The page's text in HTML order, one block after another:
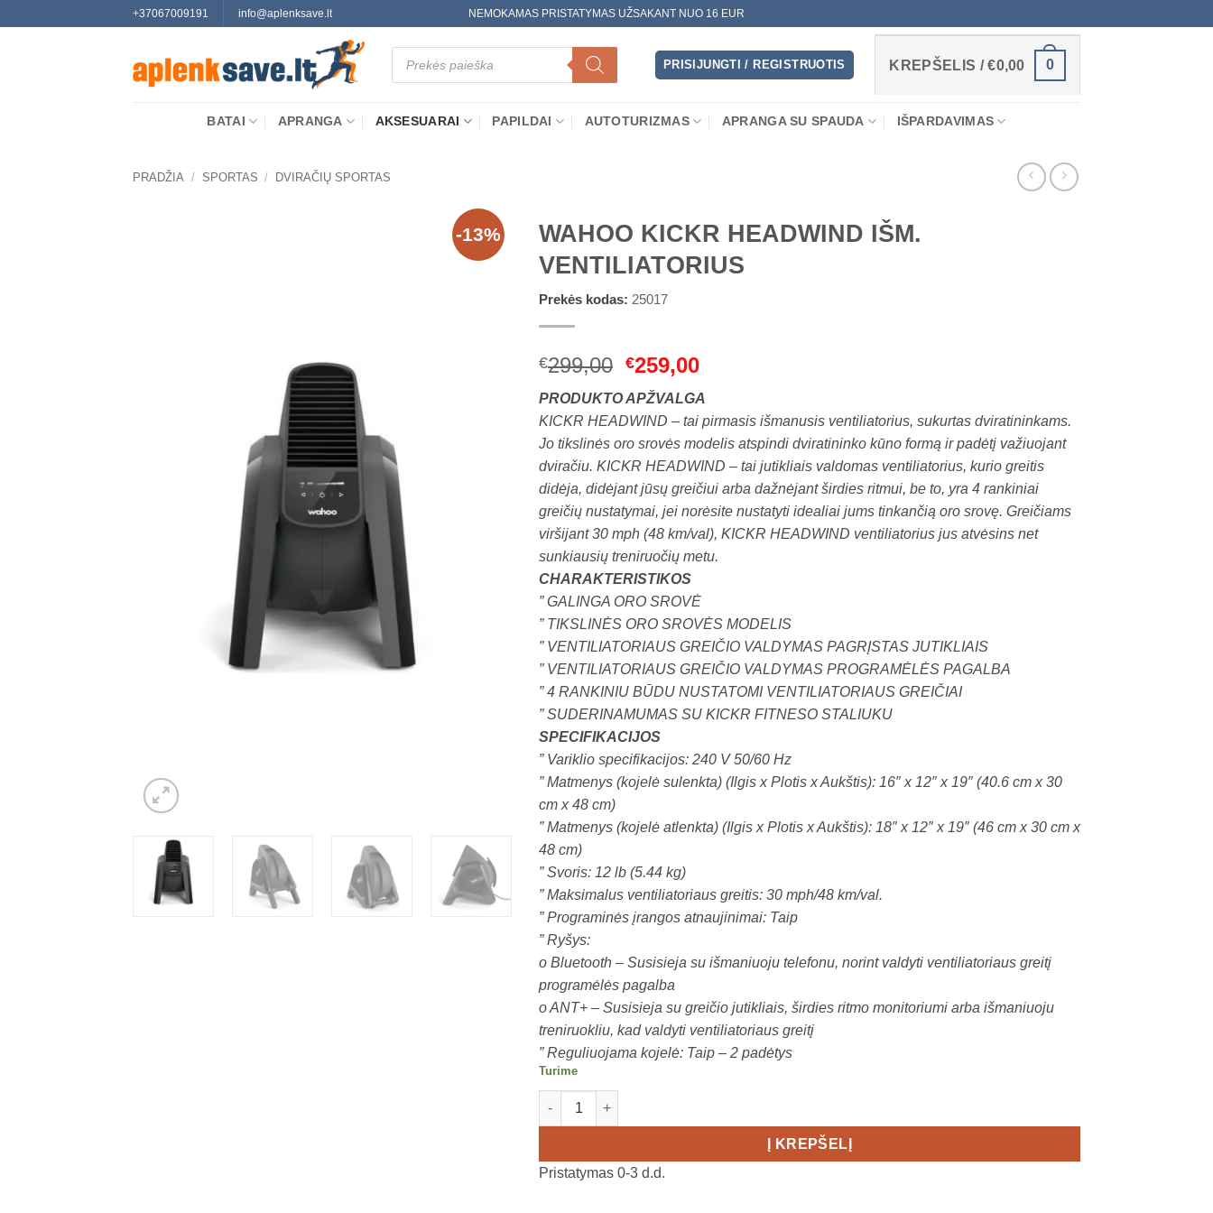
+37067009191 info@aplenksave.lt NEMOKAMAS PRISTATYMAS UŽSAKANT NUO 16 EUR
Products
search
PRISIJUNGTI / REGISTRUOTIS KREPŠELIS /€0,00 0
BATAI APRANGA AKSESUARAI PAPILDAI AUTOTURIZMAS APRANGA SU SPAUDA IŠPARDAVIMAS
PRADŽIA / SPORTAS / DVIRAČIŲ SPORTAS
-13%
WAHOO KICKR HEADWIND IŠM.
VENTILIATORIUS
Prekės kodas: 25017
€299,00 Original
price
was:
€299,00.
€259,00Current
is:
€259,00.
PRODUKTO APŽVALGA
KICKR HEADWIND – tai pirmasis išmanusis ventiliatorius, sukurtas dviratininkams.
Jo tikslinės oro srovės modelis atspindi dviratininko kūno formą ir padėtį važiuojant
dviračiu. KICKR HEADWIND – tai jutikliais valdomas ventiliatorius, kurio greitis
didėja, didėjant jūsų greičiui arba dažnėjant širdies ritmui, be to, yra 4 rankiniai
greičių nustatymai, jei norėsite nustatyti idealiai jums tinkančią oro srovę. Greičiams
viršijant 30 mph (48 km/val), KICKR HEADWIND ventiliatorius jus atvėsins net
sunkiausių treniruočių metu.
CHARAKTERISTIKOS
” GALINGA ORO SROVĖ
” TIKSLINĖS ORO SROVĖS MODELIS
” VENTILIATORIAUS GREIČIO VALDYMAS PAGRĮSTAS JUTIKLIAIS
” VENTILIATORIAUS GREIČIO VALDYMAS PROGRAMĖLĖS PAGALBA
” 4 RANKINIU BŪDU NUSTATOMI VENTILIATORIAUS GREIČIAI
” SUDERINAMUMAS SU KICKR FITNESO STALIUKU
SPECIFIKACIJOS
” Variklio specifikacijos: 240 V 50/60 Hz
” Matmenys (kojelė sulenkta) (Ilgis x Plotis x Aukštis): 16″ x 12″ x 19″ (40.6 cm x 30
cm x 48 cm)
” Matmenys (kojelė atlenkta) (Ilgis x Plotis x Aukštis): 18″ x 12″ x 19″ (46 cm x 30 cm x
48 cm)
” Svoris: 12 lb (5.44 kg)
” Maksimalus ventiliatoriaus greitis: 30 mph/48 km/val.
” Programinės įrangos atnaujinimai: Taip
” Ryšys:
o Bluetooth – Susisieja su išmaniuoju telefonu, norint valdyti ventiliatoriaus greitį
programėlės pagalba
o ANT+ – Susisieja su greičio jutikliais, širdies ritmo monitoriumi arba išmaniuoju
treniruokliu, kad valdyti ventiliatoriaus greitį
” Reguliuojama kojelė: Taip – 2 padėtys
Turime
produkto kiekis: WAHOO KICKR HEADWIND IŠM. VENTILIATORIUS
Į KREPŠELĮ
Pristatymas 0-3 d.d.